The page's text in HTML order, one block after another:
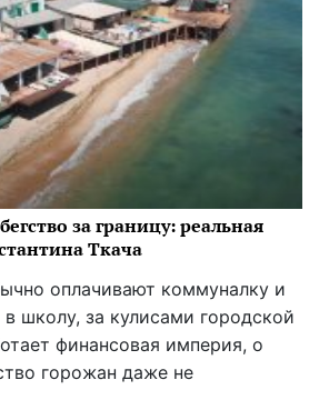
за границу: реальная
Ткача
оплачивают коммуналку и
школу, за кулисами городской
финансовая империя, о
горожан даже не